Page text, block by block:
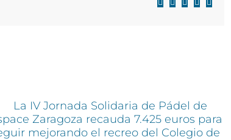
Facebook
X LinkedIn
WhatsApp
Correo